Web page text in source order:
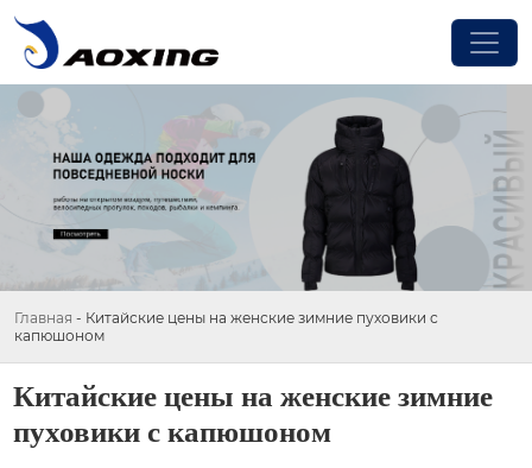
Главная - Китайские цены на женские зимние пуховики с
капюшоном
Китайские цены на женские зимние
пуховики с капюшоном